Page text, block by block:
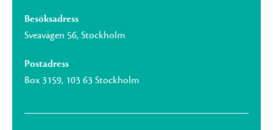
Besöksadress
Sveavägen 56, Stockholm
Postadress
Box 3159, 103 63 Stockholm